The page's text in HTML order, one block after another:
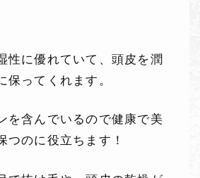
性に優れていて、頭皮を潤
保ってくれます。
を含んでいるので健康で美
つのに役立ちます！